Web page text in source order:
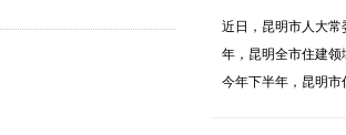
近日，昆明市人大常
年，昆明全市住建领
今年下半年，昆明